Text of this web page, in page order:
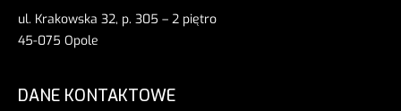
ul. Krakowska 32, p. 305 – 2 piętro
45-075 Opole
DANE KONTAKTOWE